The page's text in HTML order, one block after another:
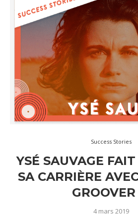
Success Stories
YSÉ SAUVAGE
SA CARRIÈRE
GROOVER
4 mars 2019